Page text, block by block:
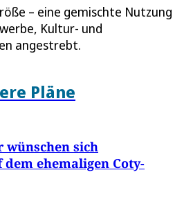
– eine gemischte Nutzung
Kultur- und
angestrebt.
Pläne
wünschen sich
ehemaligen Coty-